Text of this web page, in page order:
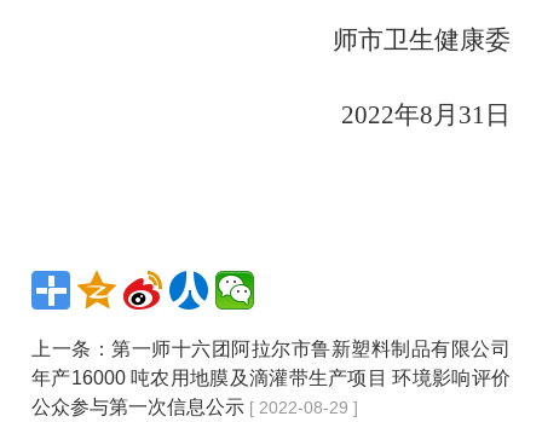
师市卫生健康委
2022年8月31日
上一条：第一师十六团阿拉尔市鲁新塑料制品有限公司
年产16000 吨农用地膜及滴灌带生产项目 环境影响评价
公众参与第一次信息公示 [ 2022-08-29 ]